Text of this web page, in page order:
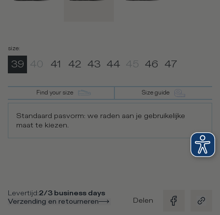
size:
39 40 41 42 43 44 45 46 47
Find your size Size guide
Standaard pasvorm: we raden aan je gebruikelijke
maat te kiezen.
Levertijd:2/3 business days
Verzending en retourneren
Delen